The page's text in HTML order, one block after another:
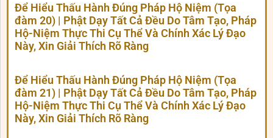
Để Hiểu Thấu Hành Đúng Pháp Hộ Niệm (Tọa
đàm 20) | Phật Dạy Tất Cả Đều Do Tâm Tạo, Pháp
Hộ-Niệm Thực Thi Cụ Thể Và Chính Xác Lý Đạo
Này, Xin Giải Thích Rõ Ràng
Để Hiểu Thấu Hành Đúng Pháp Hộ Niệm (Tọa
đàm 21) | Phật Dạy Tất Cả Đều Do Tâm Tạo, Pháp
Hộ-Niệm Thực Thi Cụ Thể Và Chính Xác Lý Đạo
Này, Xin Giải Thích Rõ Ràng